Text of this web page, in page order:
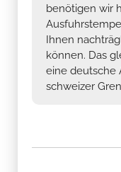
benötigen wir
Ihnen
können. Das
eine deutsche
schweizer